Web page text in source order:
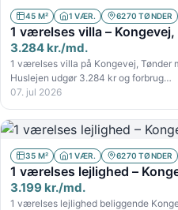
45 M² 1 VÆR. 6270 TØNDER
1 værelses villa –
3.284 kr./md.
1 værelses villa på Kongevej, Tønder
Huslejen udgør 3.284 kr og forbrug…
07. jul 2026
35 M² 1 VÆR. 6270 TØNDER
1 værelses lejlighed –
3.199 kr./md.
1 værelses lejlighed beliggende